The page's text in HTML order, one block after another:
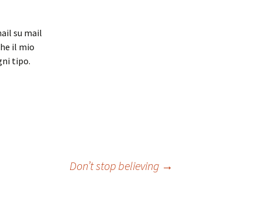
su mail
il mio
tipo.
Don’t stop believing →